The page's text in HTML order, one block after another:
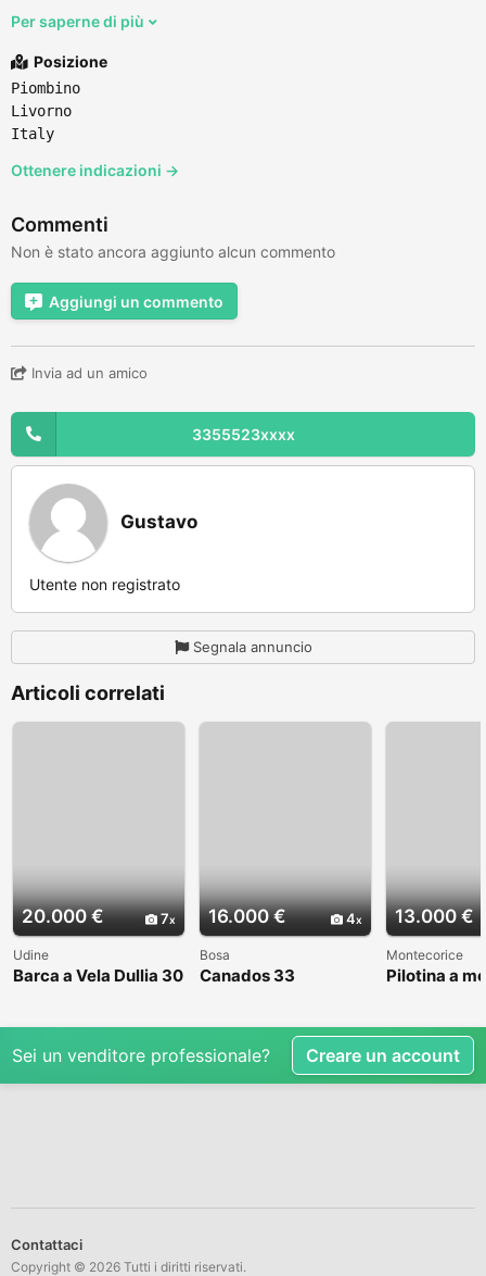
Per saperne di più
Posizione
Piombino
Livorno
Italy
Ottenere indicazioni →
Commenti
Non è stato ancora aggiunto alcun commento
Aggiungi un commento
Invia ad un amico
3355523xxxx
Gustavo
Utente non registrato
Segnala annuncio
Articoli correlati
20.000 € 7
Udine
Barca a Vela Dullia 30
16.000 € 4
Bosa
Canados 33
13.000 €
Montecorice
Pilotina a
Sei un venditore professionale? Creare un account
Contattaci
Copyright © 2026 Tutti i diritti riservati.